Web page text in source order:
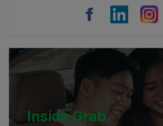
Myanmar
Cambodia
Inside Grab